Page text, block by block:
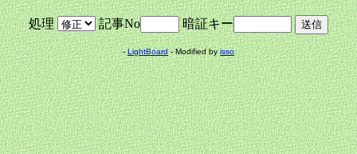
処理 記事No 暗証キー
-LightBoard- Modified byisso